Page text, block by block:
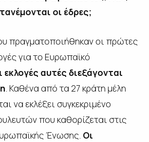
οι έδρες;
πραγματοποιήθηκαν οι πρώτες
για το Ευρωπαϊκό
εκλογές αυτές διεξάγονται
. Καθένα από τα 27 κράτη μέλη
να εκλέξει συγκεκριμένο
που καθορίζεται στις
Ένωσης. Οι